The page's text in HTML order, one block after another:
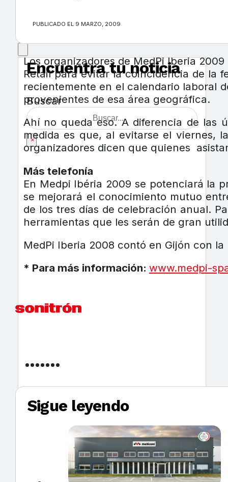
Encuentra tu noticia
Buscar
×
PUBLICADO EL 9 MARZO, 2009
Los organizadores de MedPi Iberia
Retail para evitar la coincidencia de la
recientemente en el calendario laboral
provenientes de esa área geográfica.
Ahí no queda eso. A diferencia de las
medida es que, al evitarse el viernes,
organizadores dicen que quienes
Más telefonía
En Medpi Ibéria 2009 se potenciará la
se mejorará el conocimiento mutuo
de los tres días de celebración anual.
herramientas que les serán de gran
MedPi Iberia 2008 contó en Gijón con
* Para más información: www.medpi-
Sigue leyendo